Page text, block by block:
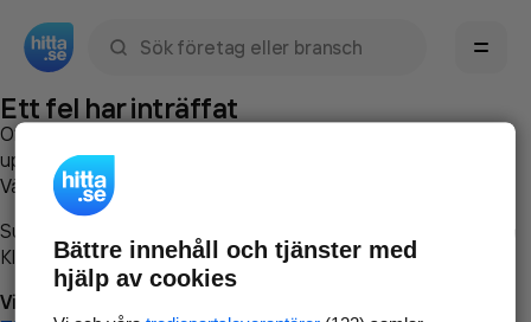
Ett fel har inträffat
Om du vill kan du
uppstod så att vi lättare och snabbare kan avhjälpa det.
Vänligen försök med följande:
Surfa till
Klicka påTillbaka-knappen i webbläsaren och försök igen
Vi beklagar besväret!
Bättre innehåll och tjänster med
hjälp av cookies